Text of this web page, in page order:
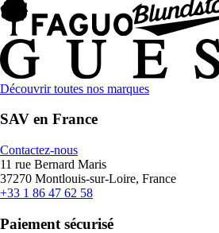
Découvrir toutes nos marques
SAV en France
Contactez-nous
11 rue Bernard Maris
37270 Montlouis-sur-Loire, France
+33 1 86 47 62 58
Paiement sécurisé